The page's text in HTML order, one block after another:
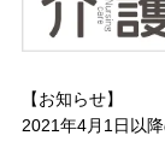
【お知らせ】
2021年4月1日以